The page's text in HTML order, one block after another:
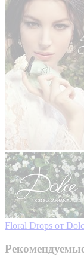
Floral Drops от